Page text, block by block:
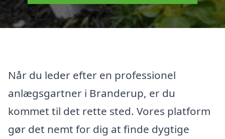
Når du leder efter en professionel
anlægsgartner i Branderup, er du
kommet til det rette sted. Vores platform
gør det nemt for dig at finde dygtige